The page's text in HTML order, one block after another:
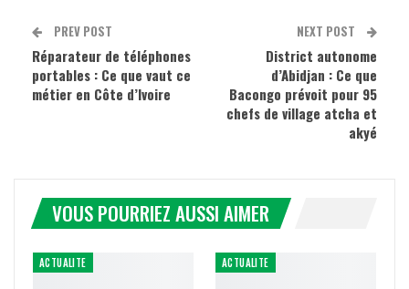
PREV POST
Réparateur de téléphones
portables : Ce que vaut ce
métier en Côte d’Ivoire
NEXT POST
District autonome
d’Abidjan : Ce que
Bacongo prévoit pour 95
chefs de village atcha et
akyé
VOUS POURRIEZ AUSSI AIMER
ACTUALITE ACTUALITE